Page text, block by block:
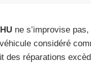
ne s’improvise
considéré
des réparations